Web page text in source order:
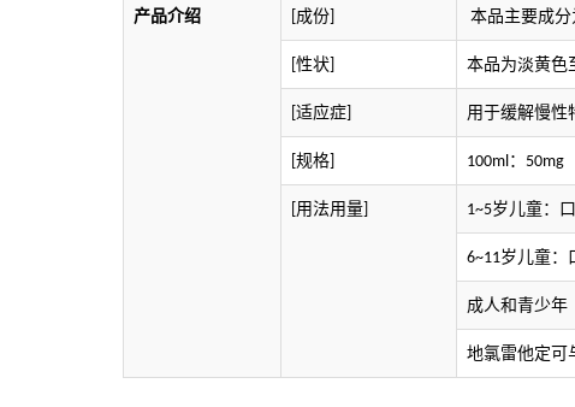
产品介绍 成份 本品主要成分
性状 本品为淡黄色
适应症 用于缓解慢性
规格 100ml：50mg
用法用量 1~5岁儿童：
6~11岁儿童：
成人和青少年
地氯雷他定可